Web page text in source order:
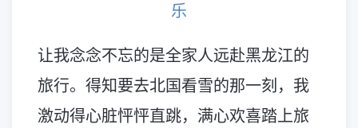
乐
让我念念不忘的是全家人远赴黑龙江的
旅行。得知要去北国看雪的那一刻，我
激动得心脏怦怦直跳，满心欢喜踏上旅